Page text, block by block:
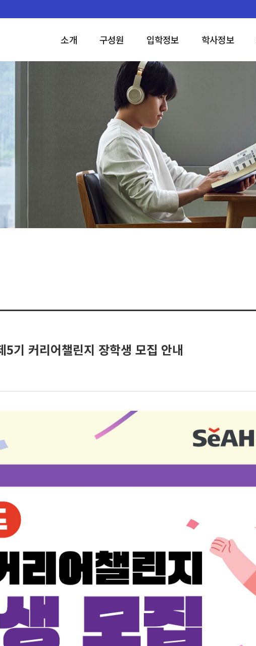
소개 구성원 입학정보 학사정보
기 커리어챌린지 장학생 모집 안내